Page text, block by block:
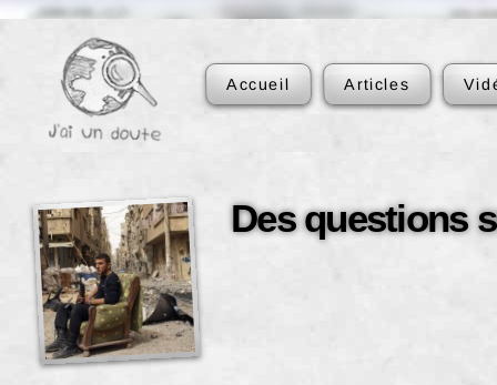
Accueil Articles
Des questions